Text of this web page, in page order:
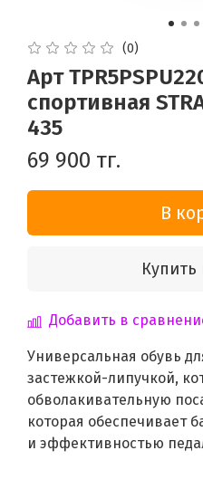
(0)
Арт
спортивная
435
69 900 тг.
В
Купить
Добавить в
Универсальная обувь
застежкой-липучкой,
обволакивательную
которая обеспечивает
и эффективностью